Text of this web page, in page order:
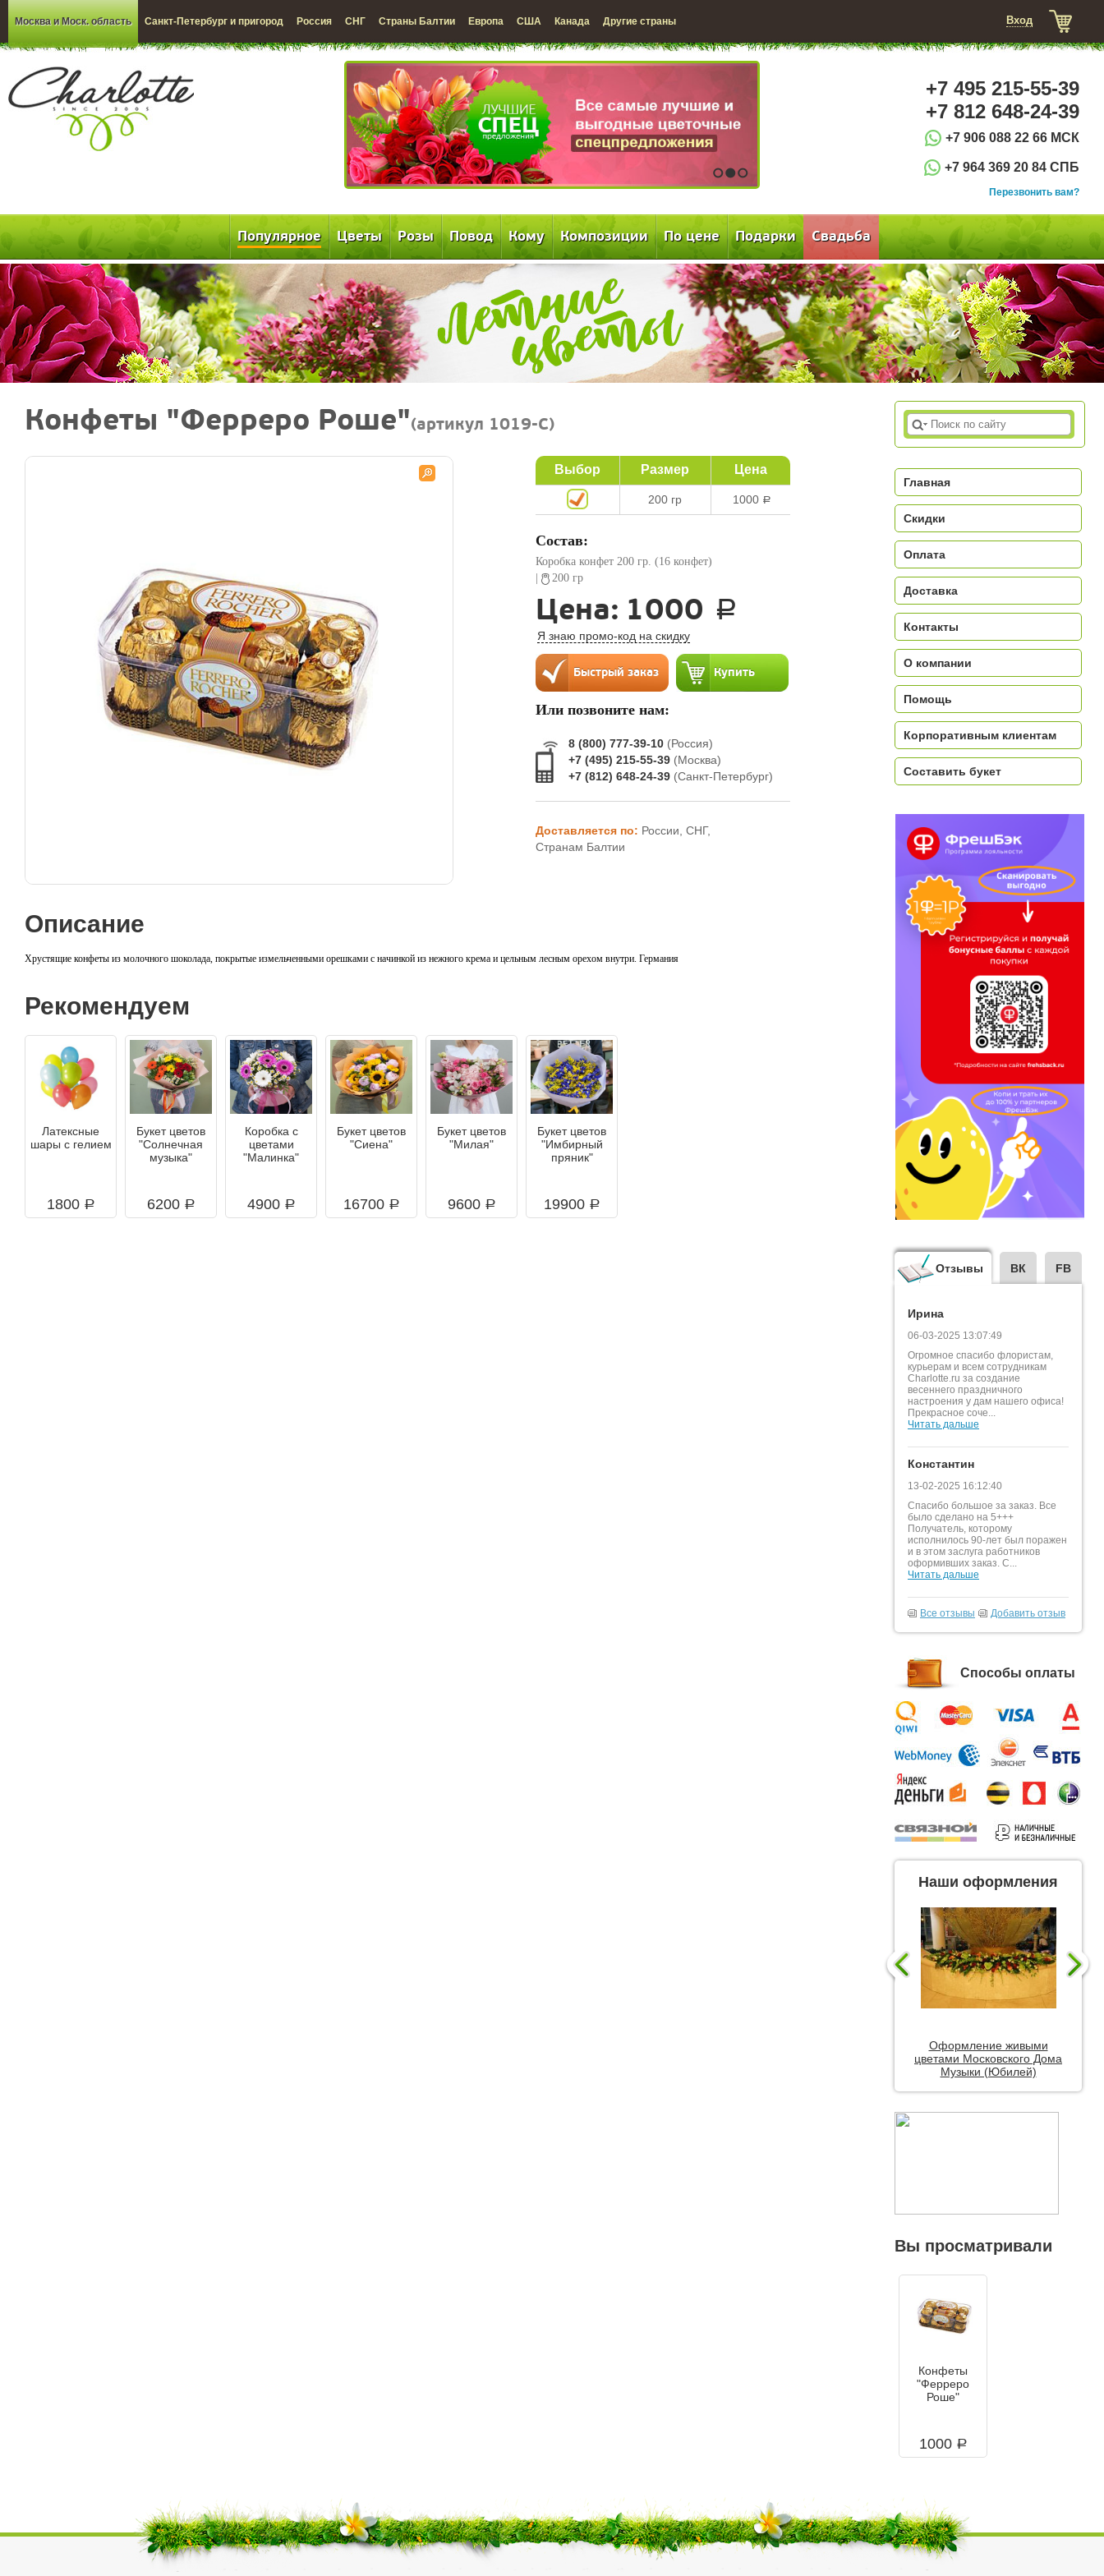
Москва и Моск. область Санкт-Петербург и пригород Россия СНГ Страны Балтии Европа США Канада Другие страны Вход
1 2 3
+7 495 215-55-39
+7 812 648-24-39
+7 906 088 22 66 МСК
+7 964 369 20 84 СПБ
Перезвонить вам?
Популярное Цветы Розы Повод Кому Композиции По цене Подарки Свадьба
Конфеты "Ферреро Роше"(артикул 1019-C)
Выбор Размер Цена
200 гр 1000 a
Состав:
Коробка конфет 200 гр. (16 конфет)
200 гр
Цена: 1000 a
Я знаю промо-код на скидку
Или позвоните нам:
8 (800) 777-39-10 (Россия)
+7 (495) 215-55-39 (Москва)
+7 (812) 648-24-39 (Санкт-Петербург)
Доставляется по: России, СНГ,
Странам Балтии
Описание
Хрустящие конфеты из молочного шоколада, покрытые измельченными орешками с начинкой из нежного крема и цельным лесным орехом внутри. Германия
Рекомендуем
Латексные
шары с гелием
1800 a
Букет цветов
"Солнечная
музыка"
6200 a
Коробка с
цветами
"Малинка"
4900 a
Букет цветов
"Сиена"
16700 a
Букет цветов
"Милая"
9600 a
Букет цветов
"Имбирный
пряник"
19900 a
Главная
Скидки
Оплата
Доставка
Контакты
О компании
Помощь
Корпоративным клиентам
Составить букет
Отзывы ВК FB
Ирина
06-03-2025 13:07:49
Огромное спасибо флористам,
курьерам и всем сотрудникам
Charlotte.ru за создание
весеннего праздничного
настроения у дам нашего офиса!
Прекрасное соче...
Читать дальше
Константин
13-02-2025 16:12:40
Спасибо большое за заказ. Все
было сделано на 5+++
Получатель, которому
исполнилось 90-лет был поражен
и в этом заслуга работников
оформивших заказ. С...
Читать дальше
Все отзывы Добавить отзыв
Способы оплаты
Наши оформления
Оформление живыми
цветами Московского Дома
Музыки (Юбилей)
Вы просматривали
Конфеты
"Ферреро
Роше"
1000 a